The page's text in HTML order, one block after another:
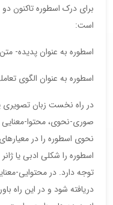
برای درک اسطوره تاکنون
است:
اسطوره به عنوان پدیده-
اسطوره به عنوان الگوی
در راه نخست زبان
صوری-نحوی، محتوا-
نحوی اسطوره را در
اسطوره را شکلی ادبی یا
توجه دارد. در محتوایی-
دریافته شود و در این راه